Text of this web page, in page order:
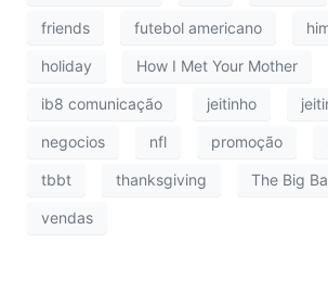
friends futebol americano
holiday How I Met Your Mother
ib8 comunicação jeitinho
negocios nfl promoção
tbbt thanksgiving The Big
vendas